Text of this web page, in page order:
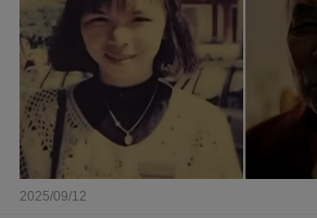
2025/09/12